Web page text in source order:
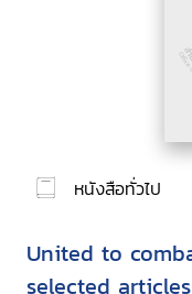
หนังสือทั่วไป
United to
selected